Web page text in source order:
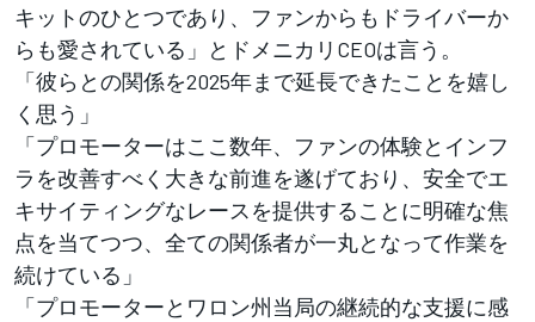
キットのひとつであり、ファンからもドライバーか
らも愛されている」とドメニカリCEOは言う。
「彼らとの関係を2025年まで延長できたことを嬉し
く思う」
「プロモーターはここ数年、ファンの体験とインフ
ラを改善すべく大きな前進を遂げており、安全でエ
キサイティングなレースを提供することに明確な焦
点を当てつつ、全ての関係者が一丸となって作業を
続けている」
「プロモーターとワロン州当局の継続的な支援に感